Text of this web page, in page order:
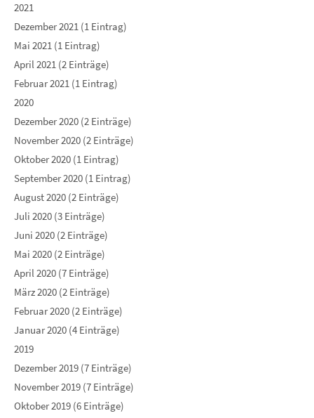
2021
Dezember 2021 (1 Eintrag)
Mai 2021 (1 Eintrag)
April 2021 (2 Einträge)
Februar 2021 (1 Eintrag)
2020
Dezember 2020 (2 Einträge)
November 2020 (2 Einträge)
Oktober 2020 (1 Eintrag)
September 2020 (1 Eintrag)
August 2020 (2 Einträge)
Juli 2020 (3 Einträge)
Juni 2020 (2 Einträge)
Mai 2020 (2 Einträge)
April 2020 (7 Einträge)
März 2020 (2 Einträge)
Februar 2020 (2 Einträge)
Januar 2020 (4 Einträge)
2019
Dezember 2019 (7 Einträge)
November 2019 (7 Einträge)
Oktober 2019 (6 Einträge)